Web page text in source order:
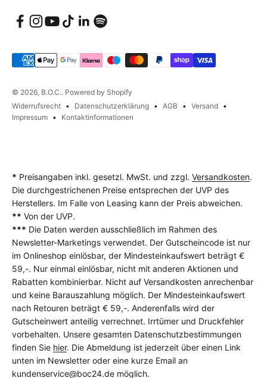
© 2026, B.O.C.. Powered by Shopify
Widerrufsrecht
Datenschutzerklärung AGB
Versand
Impressum
Kontaktinformationen
* Preisangaben inkl. gesetzl. MwSt. und zzgl. Versandkosten.
Die durchgestrichenen Preise entsprechen der UVP des
Herstellers. Im Falle von Leasing kann der Preis abweichen.
** Von der UVP.
*** Die Daten werden ausschließlich im Rahmen des
Newsletter-Marketings verwendet. Der Gutscheincode ist nur
im Onlineshop einlösbar, der Mindesteinkaufswert beträgt €
59,-. Nur einmal einlösbar, nicht mit anderen Aktionen und
Rabatten kombinierbar. Nicht auf Versandkosten anrechenbar
und keine Barauszahlung möglich. Der Mindesteinkaufswert
nach Retouren beträgt € 59,-. Anderenfalls wird der
Gutscheinwert anteilig verrechnet. Irrtümer und Druckfehler
vorbehalten. Unsere gesamten Datenschutzbestimmungen
finden Sie hier. Die Abmeldung ist jederzeit über einen Link
unten im Newsletter oder eine kurze Email an
kundenservice@boc24.de möglich.